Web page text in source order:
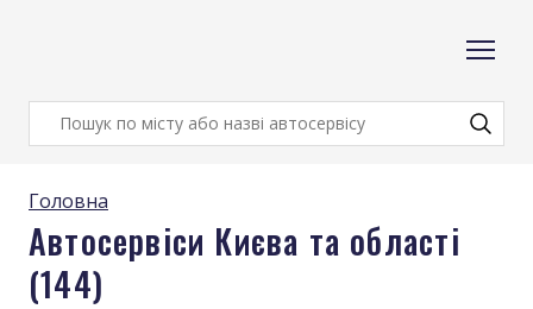
Головна
Автосервіси Києва та області
(144)